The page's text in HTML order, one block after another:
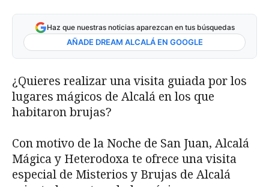
Haz que nuestras noticias aparezcan en tus búsquedas
AÑADE DREAM ALCALÁ EN GOOGLE
¿Quieres realizar una visita guiada por los
lugares mágicos de Alcalá en los que
habitaron brujas?
Con motivo de la Noche de San Juan, Alcalá
Mágica y Heterodoxa te ofrece una visita
especial de Misterios y Brujas de Alcalá